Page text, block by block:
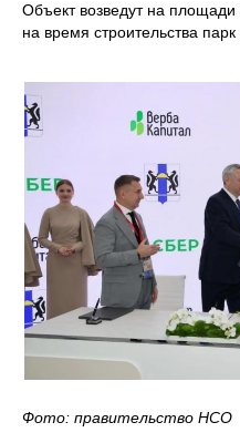
Объект возведут на площади
на время строительства
Фото: правительство НСО